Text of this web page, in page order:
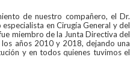
de nuestro compañero, el Dr.
en Cirugía General y del
miembro de la Junta Directiva del
años 2010 y 2018, dejando una
y en todos quienes tuvimos el